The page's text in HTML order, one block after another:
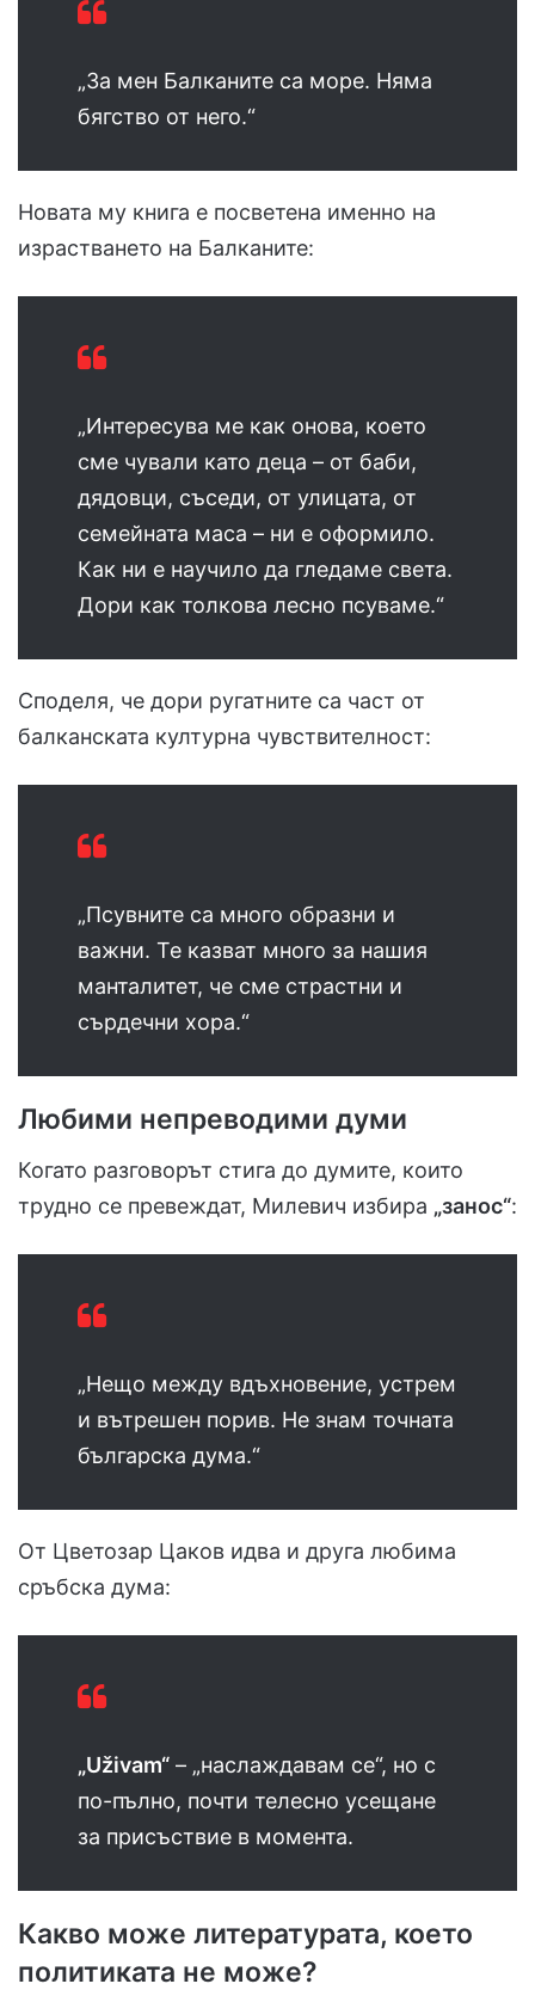
„За мен Балканите са море. Няма
бягство от него.“
Новата му книга е посветена именно на
израстването на Балканите:
„Интересува ме как онова, което
сме чували като деца – от баби,
дядовци, съседи, от улицата, от
семейната маса – ни е оформило.
Как ни е научило да гледаме света.
Дори как толкова лесно псуваме.“
Споделя, че дори ругатните са част от
балканската културна чувствителност:
„Псувните са много образни и
важни. Те казват много за нашия
манталитет, че сме страстни и
сърдечни хора.“
Любими непреводими думи
Когато разговорът стига до думите, които
трудно се превеждат, Милевич избира „занос“:
„Нещо между вдъхновение, устрем
и вътрешен порив. Не знам точната
българска дума.“
От Цветозар Цаков идва и друга любима
сръбска дума:
„Uživam“ – „наслаждавам се“, но с
по-пълно, почти телесно усещане
за присъствие в момента.
Какво може литературата, което
политиката не може?